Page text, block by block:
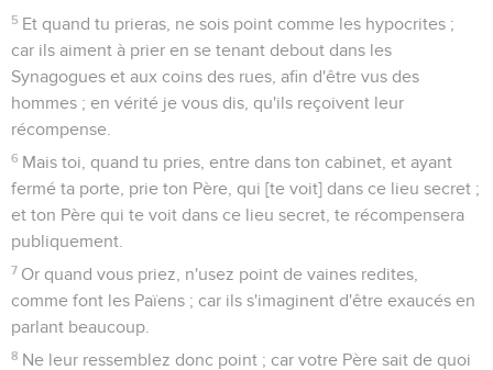
5 Et quand tu prieras, ne sois point comme les hypocrites ;
car ils aiment à prier en se tenant debout dans les
Synagogues et aux coins des rues, afin d'être vus des
hommes ; en vérité je vous dis, qu'ils reçoivent leur
récompense.
6 Mais toi, quand tu pries, entre dans ton cabinet, et ayant
fermé ta porte, prie ton Père, qui [te voit] dans ce lieu secret ;
et ton Père qui te voit dans ce lieu secret, te récompensera
publiquement.
7 Or quand vous priez, n'usez point de vaines redites,
comme font les Païens ; car ils s'imaginent d'être exaucés en
parlant beaucoup.
8 Ne leur ressemblez donc point ; car votre Père sait de quoi